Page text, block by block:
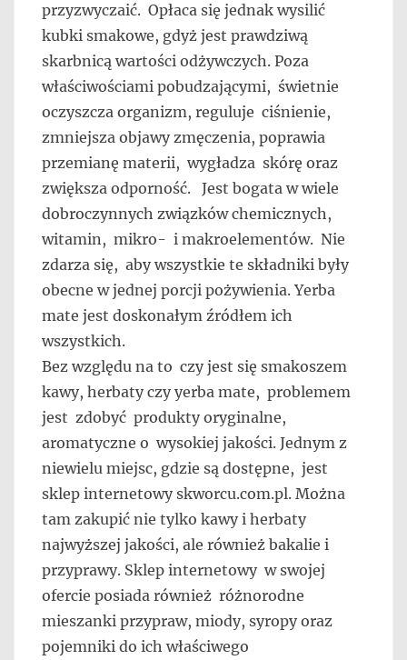
przyzwyczaić. Opłaca się jednak wysilić
kubki smakowe, gdyż jest prawdziwą
skarbnicą wartości odżywczych. Poza
właściwościami pobudzającymi, świetnie
oczyszcza organizm, reguluje ciśnienie,
zmniejsza objawy zmęczenia, poprawia
przemianę materii, wygładza skórę oraz
zwiększa odporność. Jest bogata w wiele
dobroczynnych związków chemicznych,
witamin, mikro- i makroelementów. Nie
zdarza się, aby wszystkie te składniki były
obecne w jednej porcji pożywienia. Yerba
mate jest doskonałym źródłem ich
wszystkich.
Bez względu na to czy jest się smakoszem
kawy, herbaty czy yerba mate, problemem
jest zdobyć produkty oryginalne,
aromatyczne o wysokiej jakości. Jednym z
niewielu miejsc, gdzie są dostępne, jest
sklep internetowy skworcu.com.pl. Można
tam zakupić nie tylko kawy i herbaty
najwyższej jakości, ale również bakalie i
przyprawy. Sklep internetowy w swojej
ofercie posiada również różnorodne
mieszanki przypraw, miody, syropy oraz
pojemniki do ich właściwego